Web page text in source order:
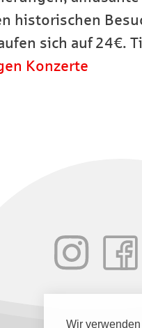
Wir
historischen
sich auf 24€.
Konzerte